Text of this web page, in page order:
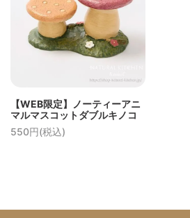
【WEB限定】ノーティーアニ
マルマスコットダブルキノコ
550円(税込)